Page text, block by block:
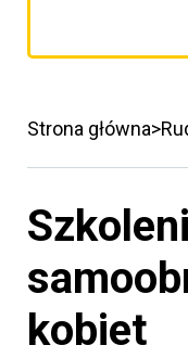
porzpedniego
Strona główna
kobiet